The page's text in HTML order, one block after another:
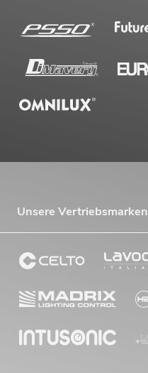
Unsere Vertriebsmarken